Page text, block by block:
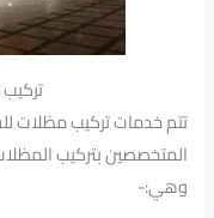
تتم خدمات تركيب مظلات
المتخصصين بتركيب
وهي:-